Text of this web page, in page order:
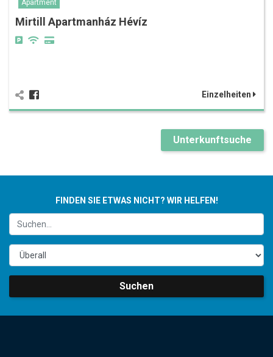
Apartment
Mirtill Apartmanház Hévíz
Einzelheiten
Unterkunftsuche
FINDEN SIE ETWAS NICHT? WIR HELFEN!
Suchen